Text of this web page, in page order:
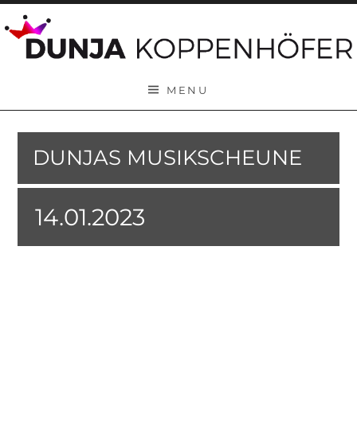
Skip to content
MENU
DUNJAS MUSIKSCHEUNE
14.01.2023